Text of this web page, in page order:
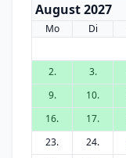
August 2027
Mo Di
2.
3.
9.
10.
16.
17.
23.
24.